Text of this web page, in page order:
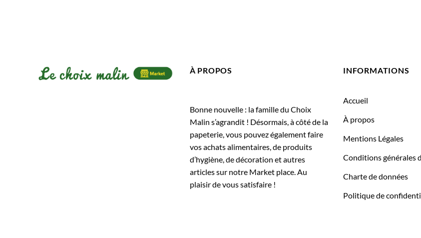
À PROPOS
Bonne nouvelle : la famille du Choix
Malin s’agrandit ! Désormais, à côté de la
papeterie, vous pouvez également faire
vos achats alimentaires, de produits
d’hygiène, de décoration et autres
articles sur notre Market place. Au
plaisir de vous satisfaire !
INFORMATIONS
Accueil
À propos
Mentions Légales
Conditions générales
Charte de données
Politique de